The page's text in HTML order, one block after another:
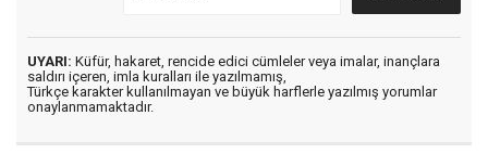
UYARI: Küfür, hakaret, rencide edici cümleler veya imalar, inançlara
saldırı içeren, imla kuralları ile yazılmamış,
Türkçe karakter kullanılmayan ve büyük harflerle yazılmış yorumlar
onaylanmamaktadır.